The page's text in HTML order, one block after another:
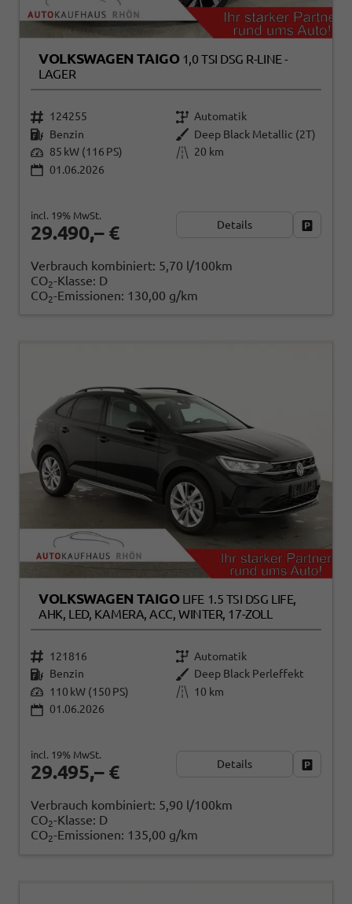
VOLKSWAGEN TAIGO 1,0 TSI DSG R-LINE -
LAGER
124255
Automatik
Benzin
Deep Black Metallic (2T)
85 kW (116 PS)
20 km
01.06.2026
29.490,– €
incl. 19% MwSt.
Details
Verbrauch kombiniert: 5,70 l/100km
CO2-Klasse: D
CO2-Emissionen: 130,00 g/km
VOLKSWAGEN TAIGO LIFE 1.5 TSI DSG LIFE,
AHK, LED, KAMERA, ACC, WINTER, 17-ZOLL
121816
Automatik
Benzin
Deep Black Perleffekt
110 kW (150 PS)
10 km
01.06.2026
29.495,– €
incl. 19% MwSt.
Details
Verbrauch kombiniert: 5,90 l/100km
CO2-Klasse: D
CO2-Emissionen: 135,00 g/km